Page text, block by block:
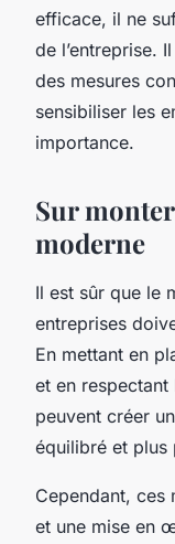
efficace, il ne
de l’entreprise.
des mesures
sensibiliser les
importance.
Sur
moderne
Il est sûr que le
entreprises
En mettant en
et en
peuvent créer
équilibré et plus
Cependant, ces
et une mise en